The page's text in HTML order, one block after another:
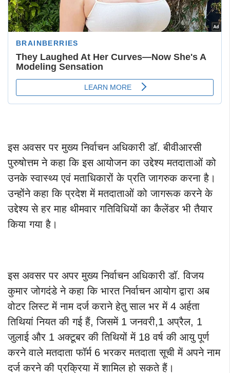
इस अवसर पर मुख्य निर्वाचन अधिकारी डॉ. बीवीआरसी
पुरुषोत्तम ने कहा कि इस आयोजन का उद्देश्य मतदाताओं को
उनके स्वास्थ्य एवं मताधिकारों के प्रति जागरुक करना है।
उन्होंने कहा कि प्रदेश में मतदाताओं को जागरूक करने के
उद्देश्य से हर माह थीमवार गतिविधियों का कैलेंडर भी तैयार
किया गया है।
इस अवसर पर अपर मुख्य निर्वाचन अधिकारी डॉ. विजय
कुमार जोगदंडे ने कहा कि भारत निर्वाचन आयोग द्वारा अब
वोटर लिस्ट में नाम दर्ज कराने हेतु साल भर में 4 अर्हता
तिथियां नियत की गई हैं, जिसमें 1 जनवरी,1 अप्रैल, 1
जुलाई और 1 अक्टूबर की तिथियों में 18 वर्ष की आयु पूर्ण
करने वाले मतदाता फॉर्म 6 भरकर मतदाता सूची में अपने नाम
दर्ज करने की प्रक्रिया में शामिल हो सकते हैं।